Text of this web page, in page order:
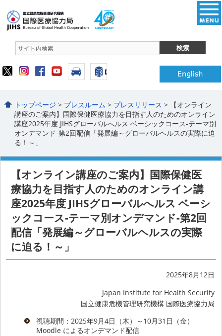
トップページ > プレスルーム > プレスリリース > 【オンライン
講座のご案内】国際保健医療協力を目指す人のためのオンライン
講座2025年度 JIHSグローバルへルス ベーシックコース-テーマ別
オンデマンド-第2回配信「発展編～グローバルヘルスの実際に迫
る！～」
【オンライン講座のご案内】国際保健医
療協力を目指す人のためのオンライン講
座2025年度 JIHSグローバルへルス ベーシ
ックコース-テーマ別オンデマンド-第2回
配信「発展編～グローバルヘルスの実際
に迫る！～」
2025年8月12日
Japan Institute for Health Security
国立健康危機管理研究機構 国際医療協力局
視聴期間：2025年9月4日（木）～10月31日（金）
Moodle によるオンデマンド配信